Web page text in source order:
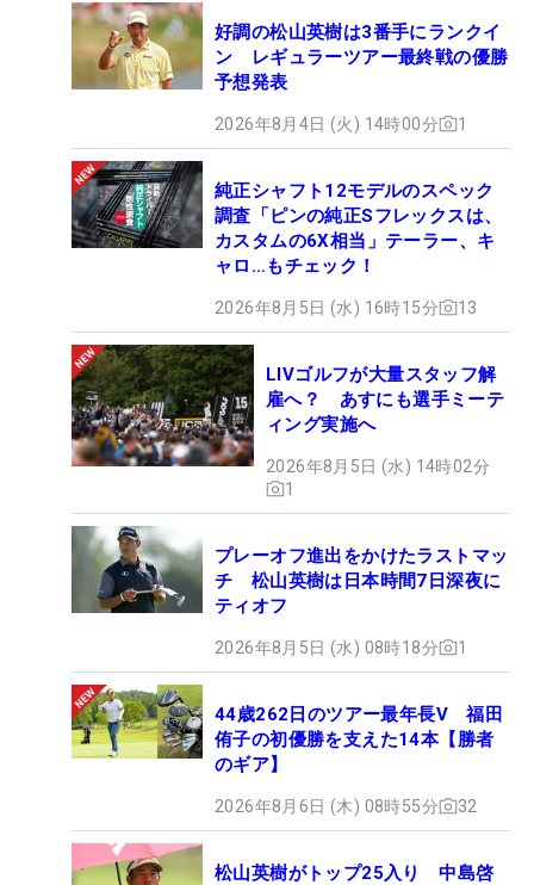
好調の松山英樹は3番手にランクイ
ン レギュラーツアー最終戦の優勝
予想発表
2026年8月4日 (火) 14時00分 1
純正シャフト12モデルのスペック
調査「ピンの純正Sフレックスは、
カスタムの6X相当」テーラー、キ
ャロ…もチェック！
2026年8月5日 (水) 16時15分 13
LIVゴルフが大量スタッフ解
雇へ？ あすにも選手ミーテ
ィング実施へ
2026年8月5日 (水) 14時02分
1
プレーオフ進出をかけたラストマッ
チ 松山英樹は日本時間7日深夜に
ティオフ
2026年8月5日 (水) 08時18分 1
44歳262日のツアー最年長V 福田
侑子の初優勝を支えた14本【勝者
のギア】
2026年8月6日 (木) 08時55分 32
松山英樹がトップ25入り 中島啓